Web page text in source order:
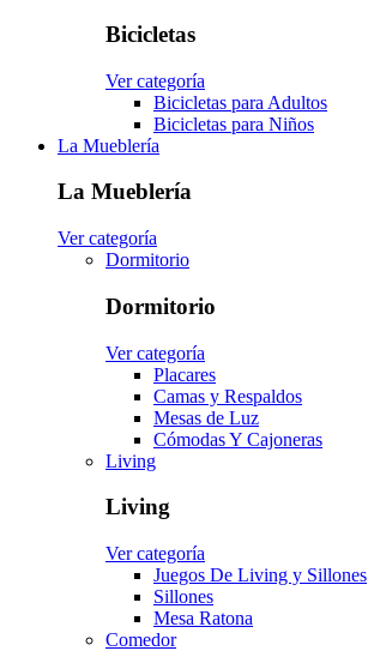
Bicicletas
Ver categoría
Bicicletas para Adultos
Bicicletas para Niños
La Mueblería
La Mueblería
Ver categoría
Dormitorio
Dormitorio
Ver categoría
Placares
Camas y Respaldos
Mesas de Luz
Cómodas Y Cajoneras
Living
Living
Ver categoría
Juegos De Living y Sillones
Sillones
Mesa Ratona
Comedor